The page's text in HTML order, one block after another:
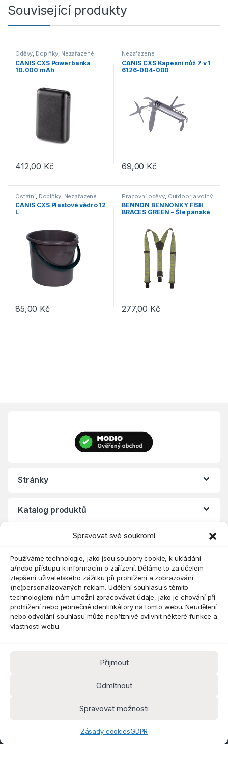
Spravovat své soukromí
Používáme technologie, jako jsou soubory cookie, k ukládání
a/nebo přístupu k informacím o zařízení. Děláme to za účelem
zlepšení uživatelského zážitku při prohlížení a zobrazování
(ne)personalizovaných reklam. Udělení souhlasu s těmito
technologiemi nám umožní zpracovávat údaje, jako je chování při
prohlížení nebo jedinečné identifikátory na tomto webu. Neudělení
nebo odvolání souhlasu může nepříznivě ovlivnit některé funkce a
vlastnosti webu.
Přijmout
Odmítnout
Spravovat možnosti
Zásady cookiesGDPR
Související produkty
Oděvy, Doplňky, Nezařazené
CANIS CXS Powerbanka
10.000 mAh
412,00 Kč
Nezařazené
CANIS CXS Kapesní nůž 7 v 1
6126-004-000
69,00 Kč
Ostatní Doplňky, Nezařazené
CANIS CXS Plastové vědro 12
L
85,00 Kč
Pracovní oděvy Outdoor a volný
čas,Doplňky,Nezařazené
BENNON BENNONKY FISH
BRACES GREEN – Šle pánské
277,00 Kč
Stránky
Katalog produktů
Máte dotaz? Kontaktujte nás
k.cz
Kancelář 8:30 - 16:00